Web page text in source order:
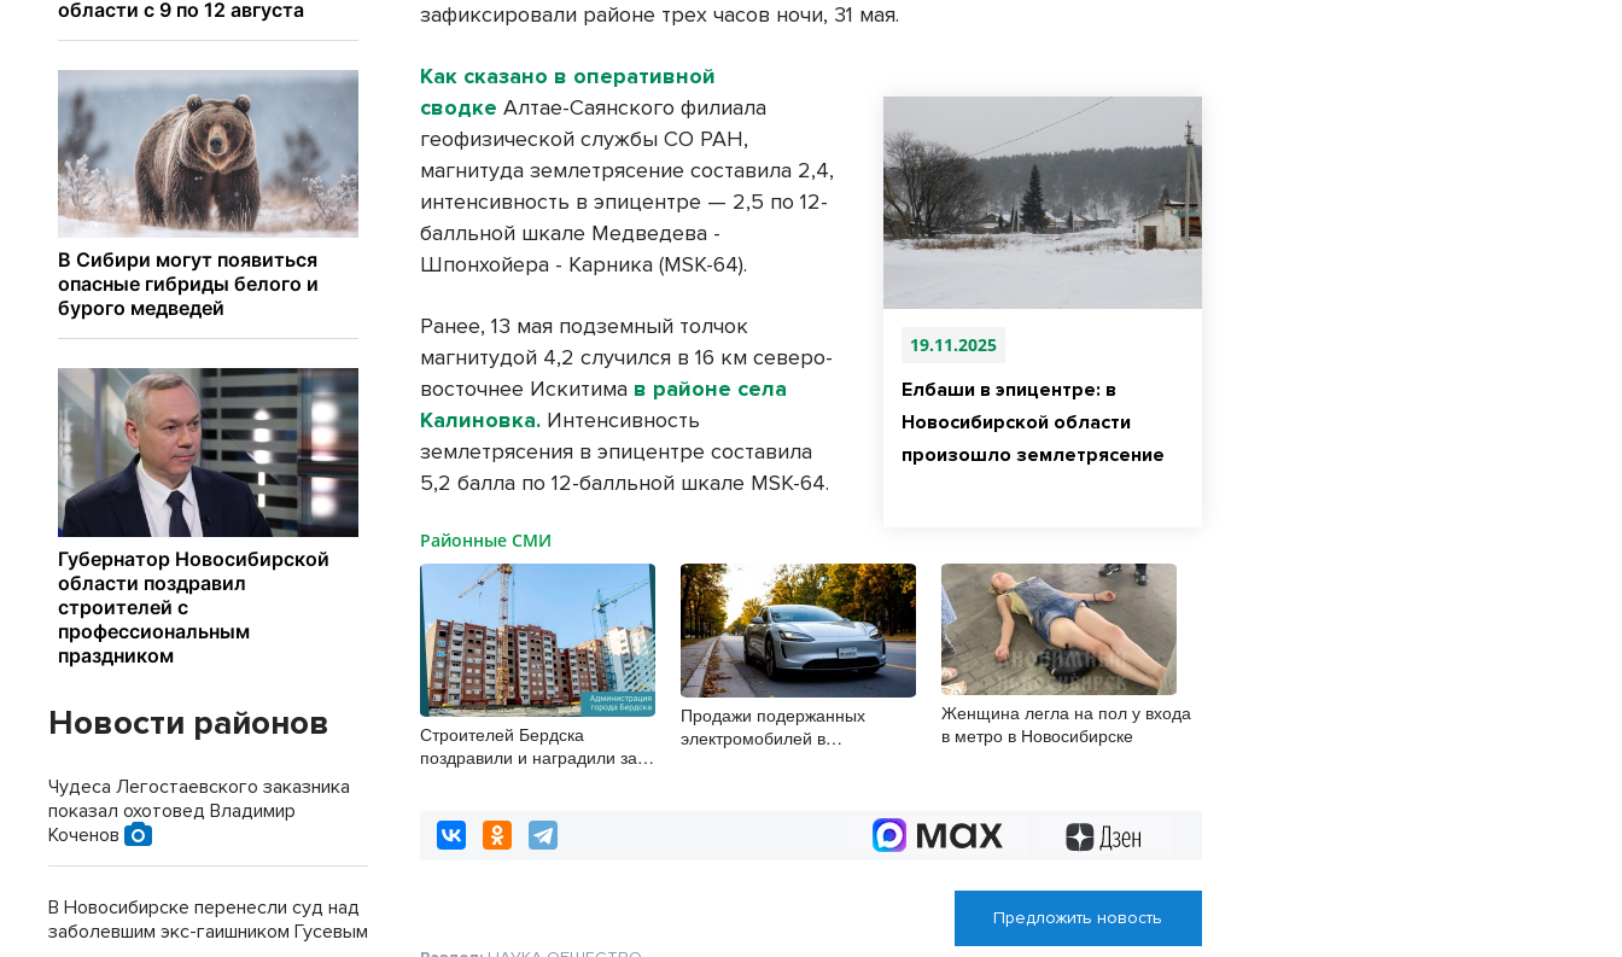
зафиксировали районе трех часов ночи, 31 мая.
19.11.2025
Елбаши в эпицентре: в
Новосибирской области
произошло землетрясение
Как сказано в оперативной
сводке Алтае-Саянского филиала
геофизической службы СО РАН,
магнитуда землетрясение составила 2,4,
интенсивность в эпицентре — 2,5 по 12-
балльной шкале Медведева -
Шпонхойера - Карника (MSK-64).
Ранее, 13 мая подземный толчок
магнитудой 4,2 случился в 16 км северо-
восточнее Искитима в районе села
Калиновка. Интенсивность
землетрясения в эпицентре составила
5,2 балла по 12-балльной шкале MSK-64.
Районные СМИ
Строителей Бердска
поздравили и наградили за
Продажи подержанных
электромобилей в
Женщина легла на пол у входа
в метро в Новосибирске
Предложить новость
Новости районов
Чудеса Легостаевского заказника
показал охотовед Владимир
Коченов
В Новосибирске перенесли суд над
заболевшим экс-гаишником Гусевым